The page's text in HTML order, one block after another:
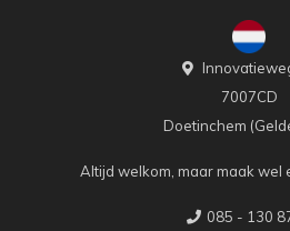
7007CD
Doetinchem
Altijd welkom, maar maak wel
085 - 130